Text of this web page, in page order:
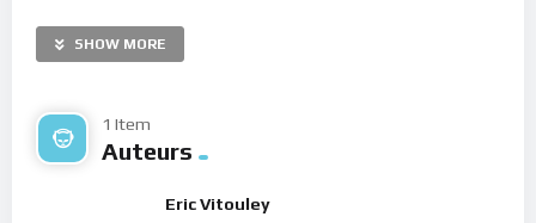
purification, pour quiconque en prend conscience et
vécue.
de nous mettre en mode “résolution de problèmes
SHOW MORE
1 Item
Auteurs
Eric Vitouley